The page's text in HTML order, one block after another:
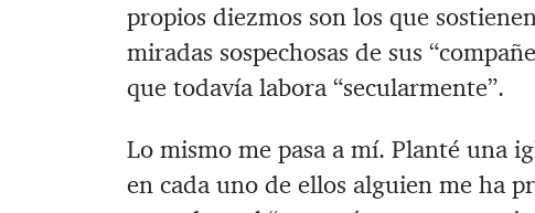
propios diezmos son los que
miradas sospechosas de sus
que todavía labora “secularmente”.
Lo mismo me pasa a mí. Planté una
en cada uno de ellos alguien me ha